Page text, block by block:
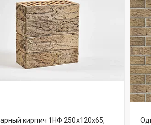
кирпич 1НФ 250х120х65,